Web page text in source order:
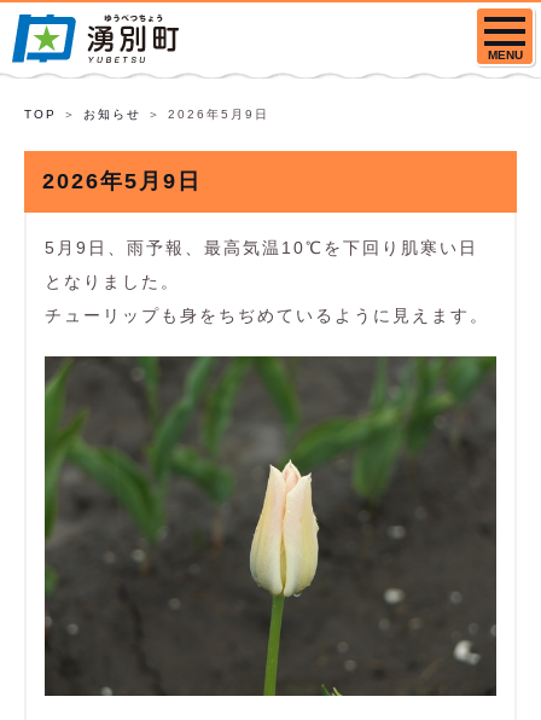
MENU
TOP お知らせ 2026年5月9日
2026年5月9日
5月9日、雨予報、最高気温10℃を下回り肌寒い日
となりました。
チューリップも身をちぢめているように見えます。